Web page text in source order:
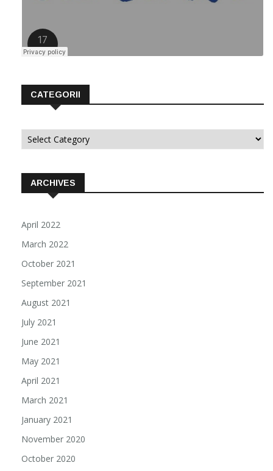
CATEGORII
Categorii
ARCHIVES
April 2022
March 2022
October 2021
September 2021
August 2021
July 2021
June 2021
May 2021
April 2021
March 2021
January 2021
November 2020
October 2020